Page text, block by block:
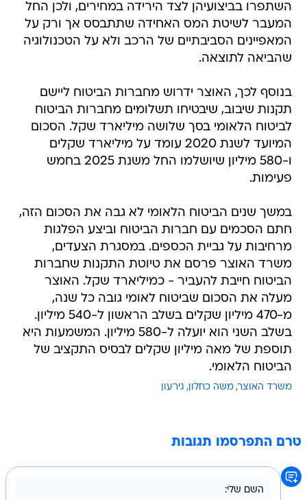
השתפרו בביצועיהן לצד הירידה במחירים, ולכן החל
המעבר לשיטת המס האחידה שתתבסס אך ורק על
המאפיינים הסביבתיים של הרכב ולא על הטכנולוגיה
שהביאה לתוצאה.
בנוסף לכך, האוצר ידרוש מחברות הביטוח ליישם
תקנות שיבוב, שיבטיחו תשלומים מחברות הביטוח
לביטוח הלאומי בסך שלושה מיליארד שקל. הסכום
המיועד לשנת 2020 עומד על מיליארד שקלים
ו-580 מיליון שיושלמו החל משנת 2025 בחמש
פעימות.
במשך שנים הביטוח הלאומי לא גבה את הסכום הזה,
חתם הסכמים עם חברות הביטוח וביצע הפלגות
מרחיבות על גביית הכספים. במסגרת הצעדים,
משרד האוצר פרסם את טיוטת התקנות שחברות
הביטוח חייבת להעביר - כמיליארד שקל. האוצר
מעלה את הסכום שביטוח לאומי גובה כל שנה,
מ-470 מיליון שקלים בשלב הראשון ל-540 מיליון.
בשלב השני הוא יועלה ל-580 מיליון. המשמעות היא
תוספת של מאה מיליון שקלים לבסיס התקציב של
הביטוח הלאומי.
משרד האוצר משה כחלון גירעון
טרם התפרסמו תגובות